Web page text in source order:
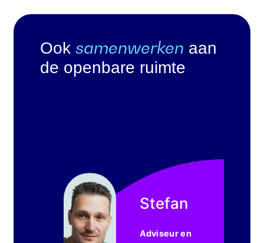
Ook samenwerken aan
de openbare ruimte
Stefan
Adviseur en